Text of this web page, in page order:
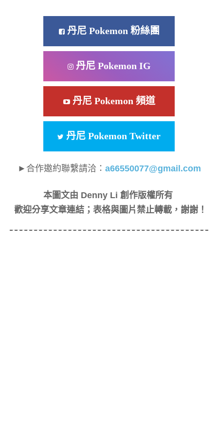
丹尼 Pokemon 粉絲團
丹尼 Pokemon IG
丹尼 Pokemon 頻道
丹尼 Pokemon Twitter
►合作邀約聯繫請洽： a66550077@gmail.com
本圖文由 Denny Li 創作版權所有
歡迎分享文章連結；表格與圖片禁止轉載，謝謝！